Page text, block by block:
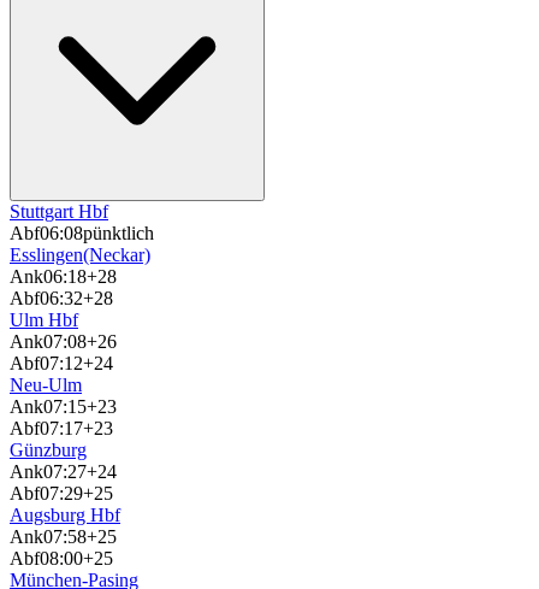
Stuttgart Hbf
Abf06:08pünktlich
Esslingen(Neckar)
Ank06:18+28
Abf06:32+28
Ulm Hbf
Ank07:08+26
Abf07:12+24
Neu-Ulm
Ank07:15+23
Abf07:17+23
Günzburg
Ank07:27+24
Abf07:29+25
Augsburg Hbf
Ank07:58+25
Abf08:00+25
München-Pasing